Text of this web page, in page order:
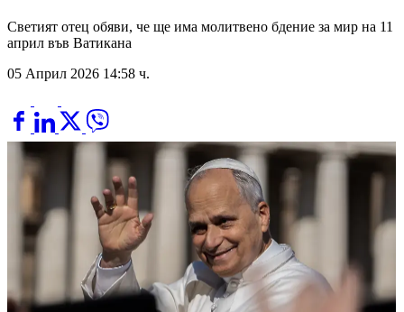
Светият отец обяви, че ще има молитвено бдение за мир на 11
април във Ватикана
05 Април 2026 14:58 ч.